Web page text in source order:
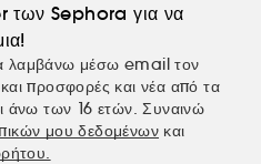
των Sephora για να
λαμβάνω μέσω email τον
προσφορές και νέα από τα
άνω των 16 ετών. Συναινώ
μου δεδομένων και